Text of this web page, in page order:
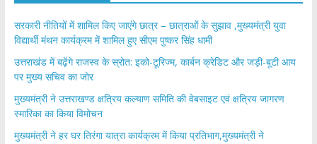
सरकारी नीतियों में शामिल किए जाएंगे छात्र – छात्राओं के सुझाव ,मुख्यमंत्री युवा
विद्यार्थी मंथन कार्यक्रम में शामिल हुए सीएम पुष्कर सिंह धामी
उत्तराखंड में बढ़ेंगे राजस्व के स्रोत: इको-टूरिज्म, कार्बन क्रेडिट और जड़ी-बूटी आय
पर मुख्य सचिव का जोर
मुख्यमंत्री ने उत्तराखण्ड क्षत्रिय कल्याण समिति की वेबसाइट एवं क्षत्रिय जागरण
स्मारिका का किया विमोचन
मुख्यमंत्री ने हर घर तिरंगा यात्रा कार्यक्रम में किया प्रतिभाग,मुख्यमंत्री ने